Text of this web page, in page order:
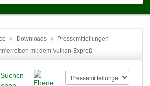
Downloads
Pressemitteilungen
mit dem Vulkan-Expreß